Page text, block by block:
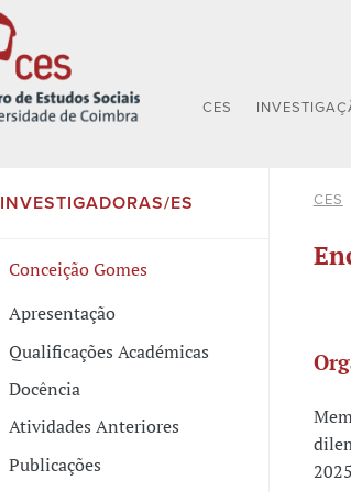
CES
INVESTIGADORAS/ES
Conceição Gomes
Apresentação
Qualificações Académicas
Docência
Atividades Anteriores
Publicações
CES